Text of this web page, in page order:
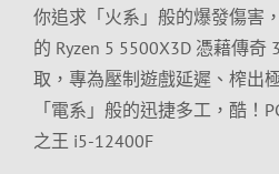
你追求「火系」般的爆發傷害
的 Ryzen 5 5500X3D 憑藉傳奇
取，專為壓制遊戲延遲、榨出
「電系」般的迅捷多工，酷！
之王 i5-12400F